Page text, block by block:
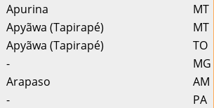
Apurina
MT
Apyãwa (Tapirapé)
MT
Apyãwa (Tapirapé)
TO
-
MG
Arapaso
AM
-
PA